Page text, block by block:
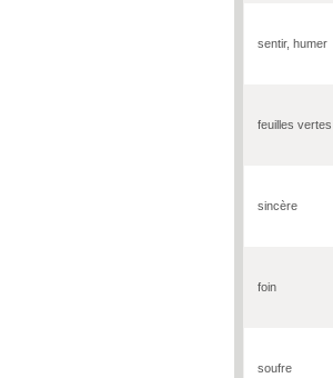
sentir, humer
feuilles vertes
sincère
foin
soufre